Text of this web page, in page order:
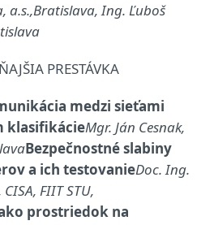
a.s.,Bratislava, Ing. Ľuboš
PRESTÁVKA
medzi sieťami
klasifikácieMgr. Ján Cesnak,
Bezpečnostné slabiny
a ich testovanieDoc. Ing.
FIIT STU,
prostriedok na